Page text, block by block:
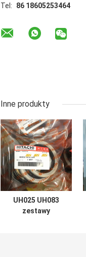
Tel:
86 18605253464
Inne produkty
UH025 UH083
zestawy